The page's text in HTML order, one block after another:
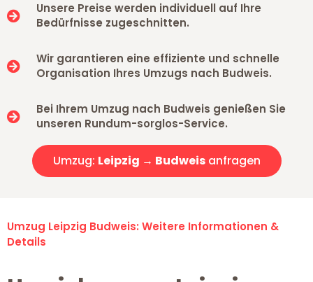
Unsere Preise werden individuell auf Ihre
Bedürfnisse zugeschnitten.
Wir garantieren eine effiziente und schnelle
Organisation Ihres Umzugs nach Budweis.
Bei Ihrem Umzug nach Budweis genießen Sie
unseren Rundum-sorglos-Service.
Umzug: Leipzig → Budweisanfragen
Umzug Leipzig Budweis: Weitere Informationen &
Details